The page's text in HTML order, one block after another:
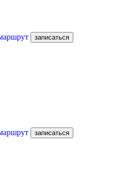
записаться
записаться